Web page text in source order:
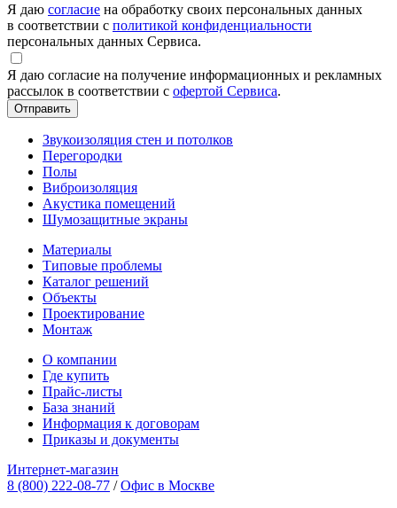
Я даю согласие на обработку своих персональных данных
в соответствии с политикой конфиденциальности
персональных данных Сервиса.
Я даю согласие на получение информационных и рекламных
рассылок в соответствии с офертой Сервиса.
Звукоизоляция стен и потолков
Перегородки
Полы
Виброизоляция
Акустика помещений
Шумозащитные экраны
Материалы
Типовые проблемы
Каталог решений
Объекты
Проектирование
Монтаж
О компании
Где купить
Прайс-листы
База знаний
Информация к договорам
Приказы и документы
Интернет-магазин
8 (800) 222-08-77 / Офис в Москве